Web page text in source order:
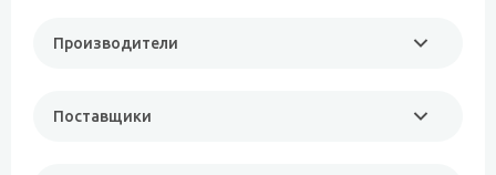
Производители
Поставщики